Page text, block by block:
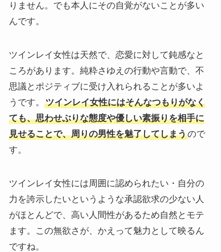
りません。でも本人にその自覚がないことが多い
んです。
ツインレイ女性は天然で、恋愛に対して鈍感なと
ころがあります。純粋さゆえの行動や言動で、不
思議とポジティブに受け入れられることが多いよ
うです。 ツインレイ女性にはそんなつもりがなく
ても、思わせぶりな態度や優しい素振りを相手に
見せることで、周りの男性を魅了してしまうので
す。
ツインレイ女性には周囲に認められたい・自分の
力を誇示したいというような承認欲求の少ない人
がほとんどで、高い人間性があるため自然とモテ
ます。この無欲さが、かえって魅力として映るん
ですね。